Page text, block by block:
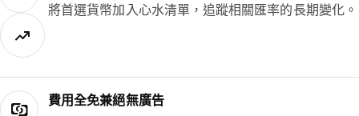
將首選貨幣加入心水清單，追蹤相關匯率的長期變化。
費用全免兼絕無廣告